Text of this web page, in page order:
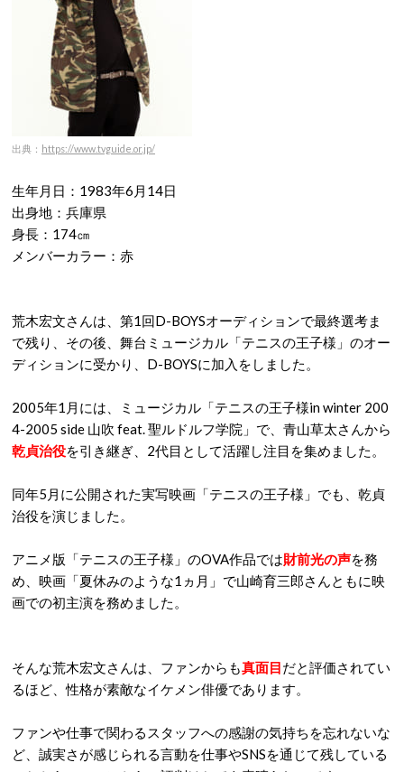
出典： https://www.tvguide.or.jp/
生年月日：1983年6月14日
出身地：兵庫県
身長：174㎝
メンバーカラー：赤
荒木宏文さんは、第1回D-BOYSオーディションで最終選考ま
で残り、その後、舞台ミュージカル「テニスの王子様」のオー
ディションに受かり、D-BOYSに加入をしました。
2005年1月には、ミュージカル「テニスの王子様in winter 200
4-2005 side 山吹 feat. 聖ルドルフ学院」で、青山草太さんから
乾貞治役を引き継ぎ、2代目として活躍し注目を集めました。
同年5月に公開された実写映画「テニスの王子様」でも、乾貞
治役を演じました。
アニメ版「テニスの王子様」のOVA作品では財前光の声を務
め、映画「夏休みのような1ヵ月」で山崎育三郎さんともに映
画での初主演を務めました。
そんな荒木宏文さんは、ファンからも真面目だと評価されてい
るほど、性格が素敵なイケメン俳優であります。
ファンや仕事で関わるスタッフへの感謝の気持ちを忘れないな
ど、誠実さが感じられる言動を仕事やSNSを通じて残している